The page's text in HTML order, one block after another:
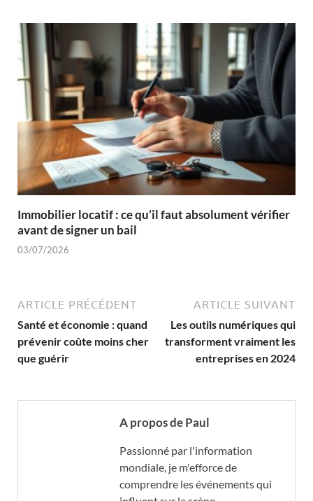
Immobilier locatif : ce qu’il faut absolument vérifier
avant de signer un bail
03/07/2026
ARTICLE PRÉCÉDENT
Santé et économie : quand
prévenir coûte moins cher
que guérir
ARTICLE SUIVANT
Les outils numériques qui
transforment vraiment les
entreprises en 2024
A propos de Paul
Passionné par l'information
mondiale, je m'efforce de
comprendre les événements qui